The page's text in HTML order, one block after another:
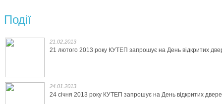
Події
21.02.2013
21 лютого 2013 року КУТЕП запрошує на День відкритих
24.01.2013
24 січня 2013 року КУТЕП запрошує на День відкритих